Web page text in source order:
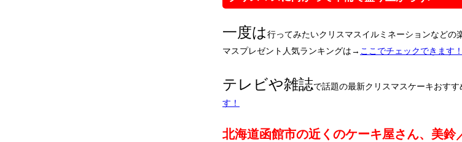
一度は行ってみたいクリスマスイルミネーションなどの
マスプレゼント人気ランキングは→ ここでチェックできます！
テレビや雑誌で話題の最新クリスマスケーキおす
す！
北海道函館市の近くのケーキ屋さん、美鈴